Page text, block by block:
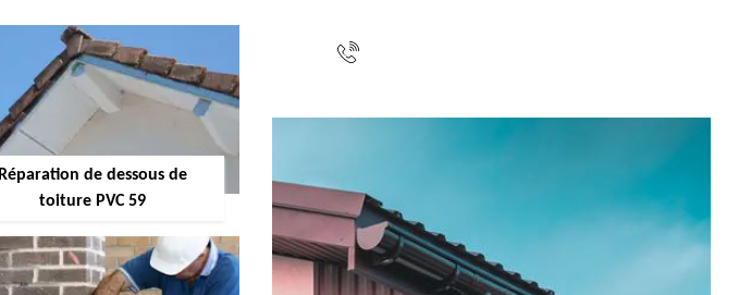
Réparation de dessous de
toiture PVC 59